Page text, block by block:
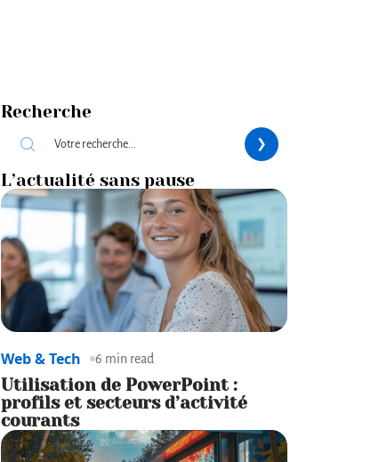
Recherche
L’actualité sans pause
Web & Tech 6 min read
Utilisation de PowerPoint :
profils et secteurs d’activité
courants